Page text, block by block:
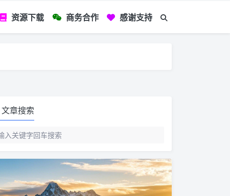
资源下载 商务合作 感谢支持
文章搜索